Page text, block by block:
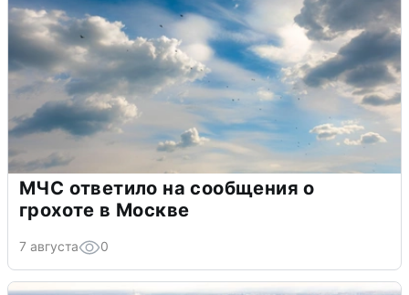
МЧС ответило на сообщения о
грохоте в Москве
7 августа 0